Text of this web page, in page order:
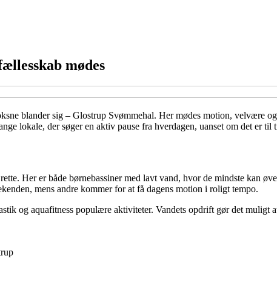
mødes
blander sig – Glostrup Svømmehal. Her mødes motion, velvære
lokale, der søger en aktiv pause fra hverdagen, uanset om det er
Her er både børnebassiner med lavt vand, hvor de mindste kan
mens andre kommer for at få dagens motion i roligt tempo.
og aquafitness populære aktiviteter. Vandets opdrift gør det muligt